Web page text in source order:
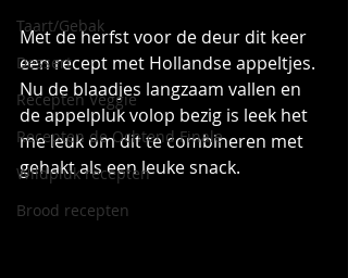
Taart/Gebak
Dessert
Recepten Veggie
Recepten de Ochtend Finale
Wildpluk recepten
Brood recepten
Met de herfst voor de deur dit keer
een recept met Hollandse appeltjes.
Nu de blaadjes langzaam vallen en
de appelpluk volop bezig is leek het
me leuk om dit te combineren met
gehakt als een leuke snack.